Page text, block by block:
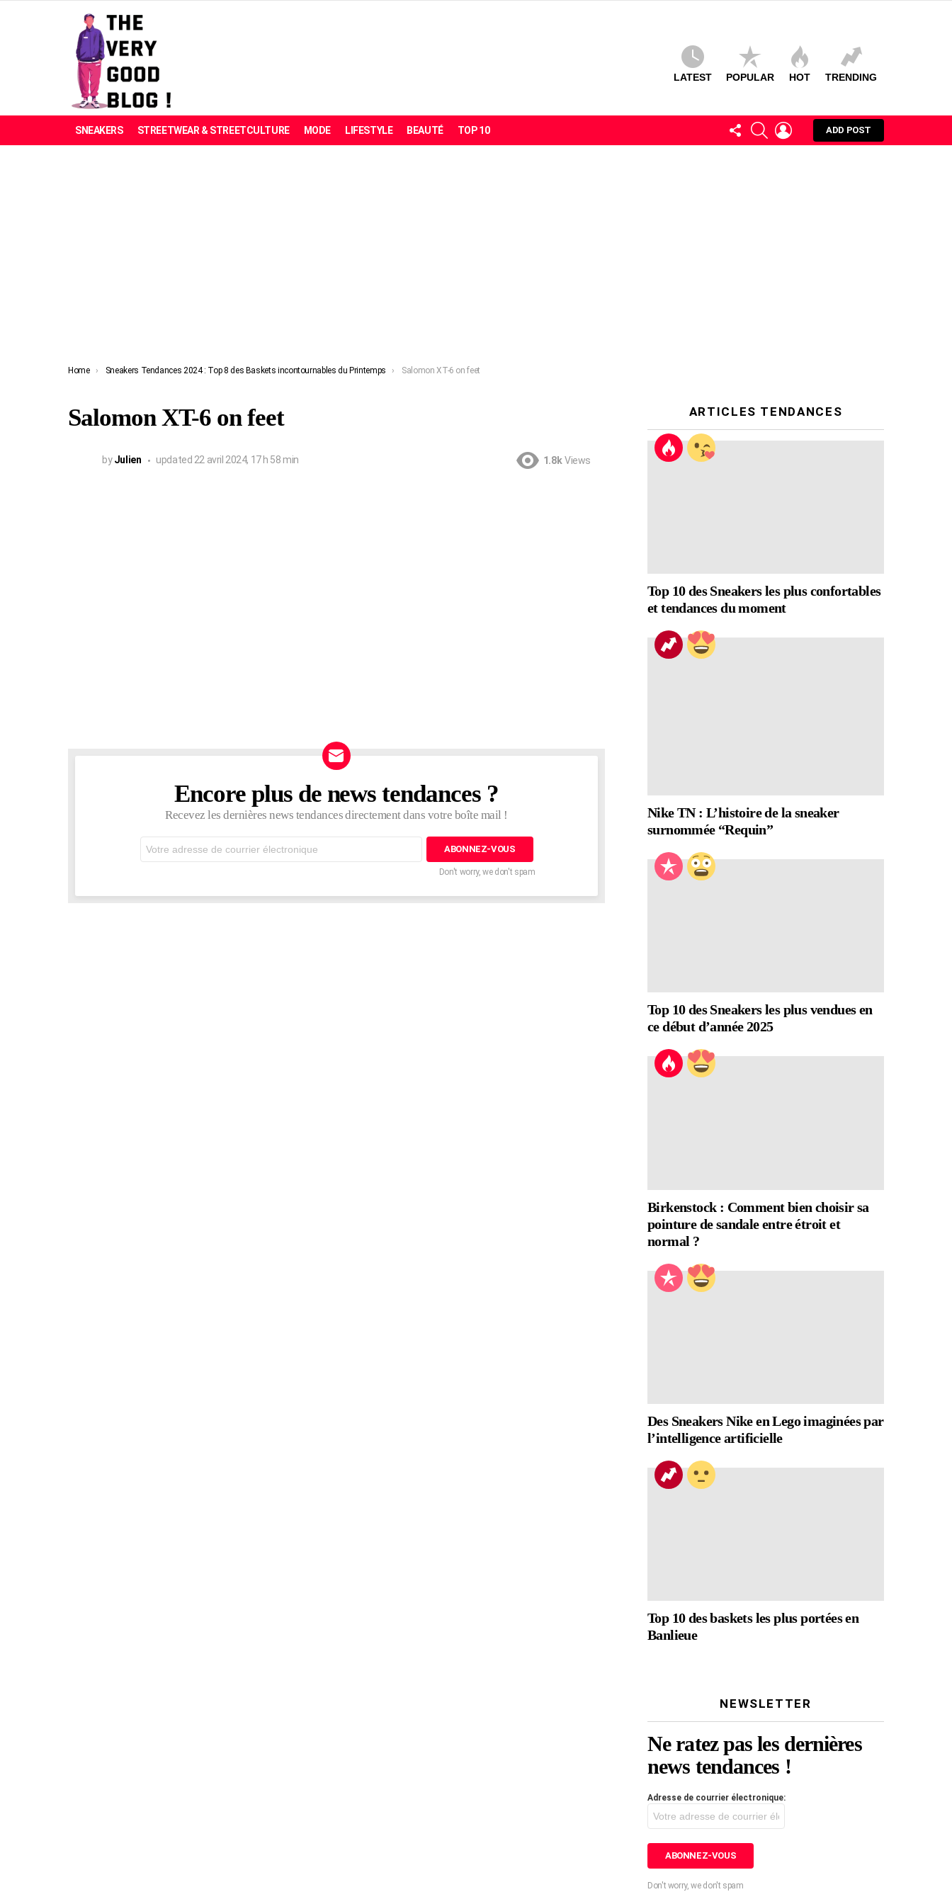
LATEST POPULAR HOT TRENDING
SNEAKERS STREETWEAR & STREETCULTURE MODE LIFESTYLE BEAUTÉ TOP 10
FOLLOW
US
SEARCHLOGIN
ADD POST
You are here:
Home Sneakers Tendances 2024 : Top 8 des Baskets incontournables du Printemps Salomon XT-6 on feet
Salomon XT-6 on feet
by Julien updated 22 avril 2024, 17 h 58 min 1.8k Views
NEWSLETTEREncore plus de news tendances ?
Recevez les dernières news tendances directement dans votre boîte mail !
de
courrier
Don't worry, we don't spam
ARTICLES TENDANCES
Top 10 des Sneakers les plus confortables
et tendances du moment
Nike TN : L’histoire de la sneaker
surnommée “Requin”
Top 10 des Sneakers les plus vendues en
ce début d’année 2025
Birkenstock : Comment bien choisir sa
pointure de sandale entre étroit et
normal ?
Des Sneakers Nike en Lego imaginées par
l’intelligence artificielle
Top 10 des baskets les plus portées en
Banlieue
NEWSLETTER
Ne ratez pas les dernières
news tendances !
Adresse de courrier électronique:
Don't worry, we don't spam